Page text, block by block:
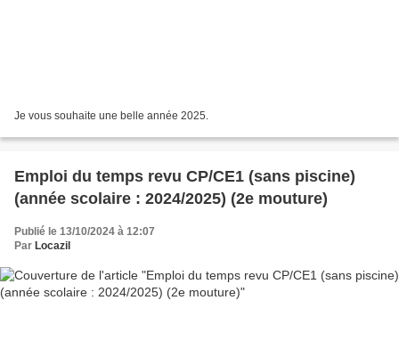
Je vous souhaite une belle année 2025.
Emploi du temps revu CP/CE1 (sans piscine)
(année scolaire : 2024/2025) (2e mouture)
Publié le 13/10/2024 à 12:07
Par Locazil